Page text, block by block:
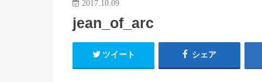
2017.10.09
jean_of_arc
ツイート シェア